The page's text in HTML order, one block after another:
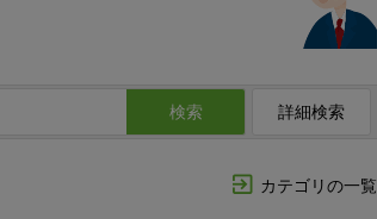
検索 詳細検索
カテゴリの一覧